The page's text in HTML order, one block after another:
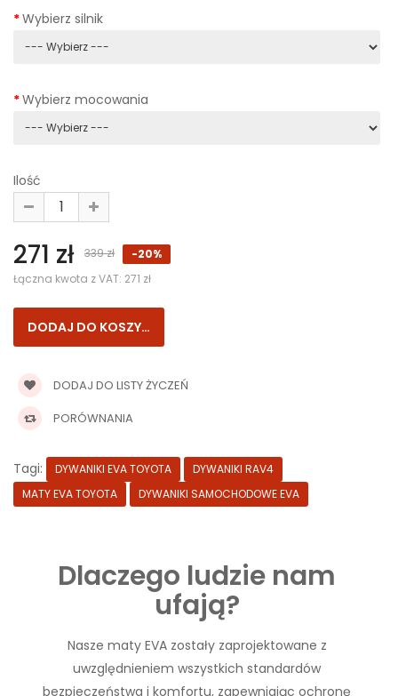
Wybierz silnik
Wybierz mocowania
Ilość
271 zł 339 zł
-20%
Łączna kwota z VAT: 271 zł
DODAJ DO LISTY ŻYCZEŃ
PORÓWNANIA
Tagi: DYWANIKI EVA TOYOTA
DYWANIKI RAV4
MATY EVA TOYOTA
DYWANIKI SAMOCHODOWE EVA
Dlaczego ludzie nam
ufają?
Nasze maty EVA zostały zaprojektowane z
uwzględnieniem wszystkich standardów
bezpieczeństwa i komfortu, zapewniając ochronę